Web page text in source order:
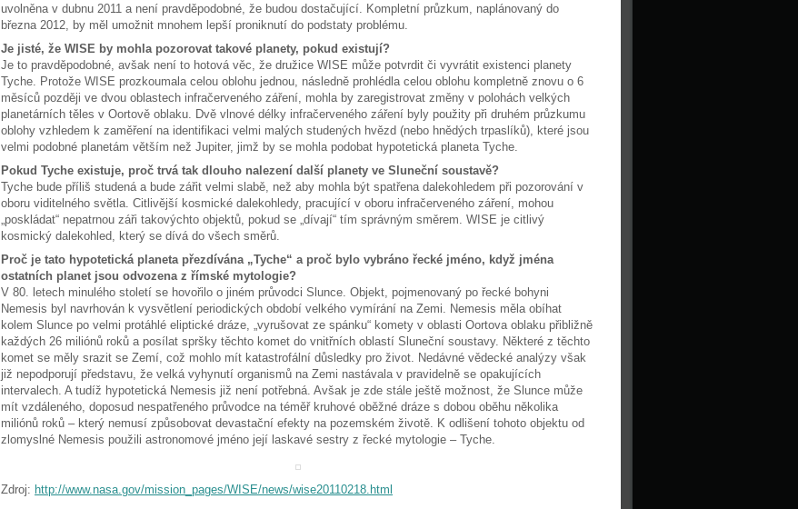
uvolněna v dubnu 2011 a není pravděpodobné, že budou dostačující. Kompletní průzkum, naplánovaný do
března 2012, by měl umožnit mnohem lepší proniknutí do podstaty problému.
Je jisté, že WISE by mohla pozorovat takové planety, pokud existují?
Je to pravděpodobné, avšak není to hotová věc, že družice WISE může potvrdit či vyvrátit existenci planety
Tyche. Protože WISE prozkoumala celou oblohu jednou, následně prohlédla celou oblohu kompletně znovu o 6
měsíců později ve dvou oblastech infračerveného záření, mohla by zaregistrovat změny v polohách velkých
planetárních těles v Oortově oblaku. Dvě vlnové délky infračerveného záření byly použity při druhém průzkumu
oblohy vzhledem k zaměření na identifikaci velmi malých studených hvězd (nebo hnědých trpaslíků), které jsou
velmi podobné planetám větším než Jupiter, jimž by se mohla podobat hypotetická planeta Tyche.
Pokud Tyche existuje, proč trvá tak dlouho nalezení další planety ve Sluneční soustavě?
Tyche bude příliš studená a bude zářit velmi slabě, než aby mohla být spatřena dalekohledem při pozorování v
oboru viditelného světla. Citlivější kosmické dalekohledy, pracující v oboru infračerveného záření, mohou
„poskládat“ nepatrnou záři takovýchto objektů, pokud se „dívají“ tím správným směrem. WISE je citlivý
kosmický dalekohled, který se dívá do všech směrů.
Proč je tato hypotetická planeta přezdívána „Tyche“ a proč bylo vybráno řecké jméno, když jména
ostatních planet jsou odvozena z římské mytologie?
V 80. letech minulého století se hovořilo o jiném průvodci Slunce. Objekt, pojmenovaný po řecké bohyni
Nemesis byl navrhován k vysvětlení periodických období velkého vymírání na Zemi. Nemesis měla obíhat
kolem Slunce po velmi protáhlé eliptické dráze, „vyrušovat ze spánku“ komety v oblasti Oortova oblaku přibližně
každých 26 miliónů roků a posílat spršky těchto komet do vnitřních oblastí Sluneční soustavy. Některé z těchto
komet se měly srazit se Zemí, což mohlo mít katastrofální důsledky pro život. Nedávné vědecké analýzy však
již nepodporují představu, že velká vyhynutí organismů na Zemi nastávala v pravidelně se opakujících
intervalech. A tudíž hypotetická Nemesis již není potřebná. Avšak je zde stále ještě možnost, že Slunce může
mít vzdáleného, doposud nespatřeného průvodce na téměř kruhové oběžné dráze s dobou oběhu několika
miliónů roků – který nemusí způsobovat devastační efekty na pozemském životě. K odlišení tohoto objektu od
zlomyslné Nemesis použili astronomové jméno její laskavé sestry z řecké mytologie – Tyche.
Zdroj: http://www.nasa.gov/mission_pages/WISE/news/wise20110218.html